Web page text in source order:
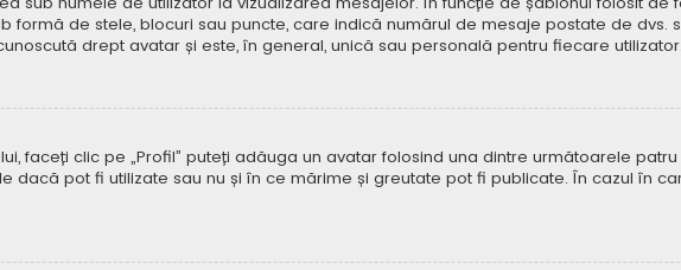
formă de stele, blocuri sau puncte, care indică numărul de mesaje postate de dvs.
drept avatar și este, în general, unică sau personală pentru fiecare utilizator.
faceți clic pe „Profil” puteți adăuga un avatar folosind una dintre următoarele
dacă pot fi utilizate sau nu și în ce mărime și greutate pot fi publicate. În cazul în